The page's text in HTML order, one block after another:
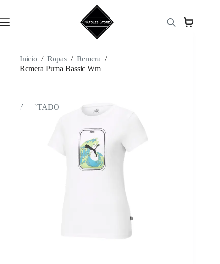
contenido
Inicio / Ropas / Remera /
Remera Puma Bassic Wm
AGOTADO